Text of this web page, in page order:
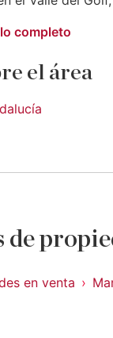
completo
el área
de
en venta